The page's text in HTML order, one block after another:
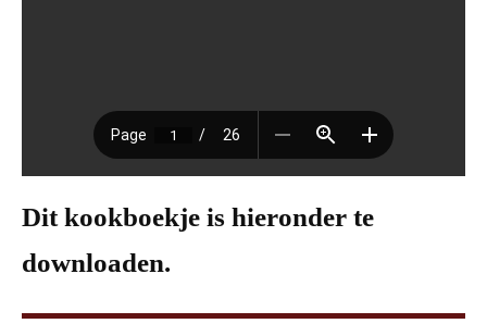
Dit kookboekje is hieronder te
downloaden.